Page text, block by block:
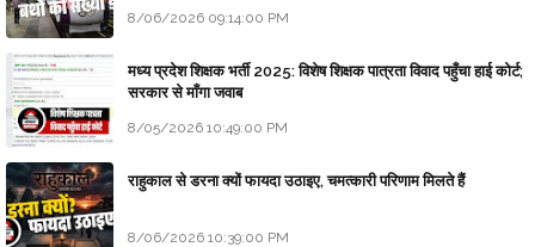
8/06/2026 09:14:00 PM
मध्य प्रदेश शिक्षक भर्ती 2025: विशेष शिक्षक पात्रता विवाद पहुँचा हाई कोर्ट;
सरकार से माँगा जवाब
8/05/2026 10:49:00 PM
राहुकाल से डरना क्यों फायदा उठाइए, चमत्कारी परिणाम मिलते हैं
8/06/2026 10:39:00 PM